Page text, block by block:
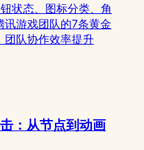
状态、图标分类、角
游戏团队的7条黄金
团队协作效率提升
：从节点到动画